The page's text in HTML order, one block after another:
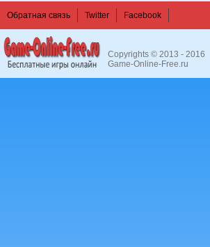
Обратная связь Twitter Facebook
Copyrights © 2013 - 2016
Game-Online-Free.ru